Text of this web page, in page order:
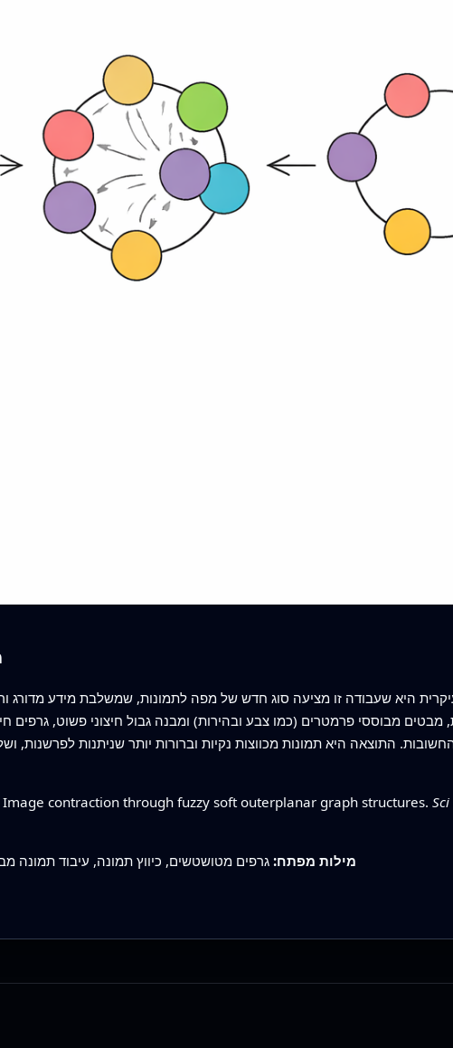
היא שעבודה זו מציעה סוג חדש של מפה לתמונות, שמשלבת מידע מדורג
מבטים מבוססי פרמטרים (כמו צבע ובהירות) ומבנה גבול חיצוני פשוט, גרפים
התוצאה היא תמונות מכווצות נקיות וברורות יותר שניתנות
Image contraction through fuzzy soft outerplanar graph structures. Sci
מילות מפתח:גרפים מטושטשים, כיווץ תמונה, עיבוד תמונה